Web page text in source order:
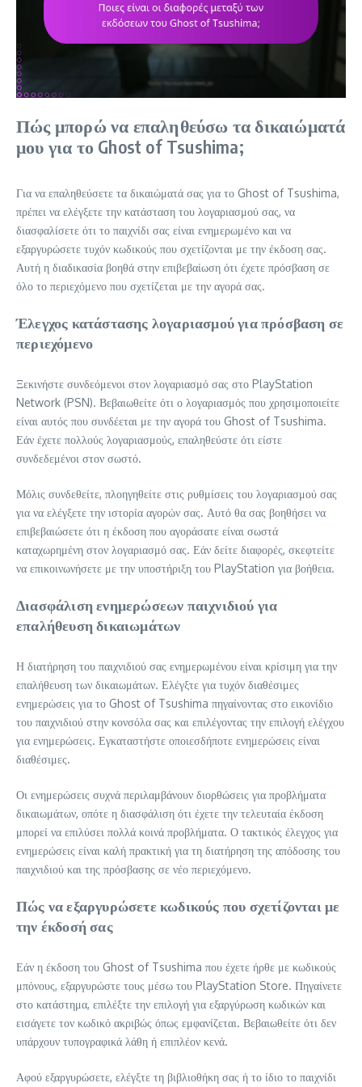
Πώς μπορώ να επαληθεύσω τα δικαιώματά
μου για το Ghost of Tsushima;
Για να επαληθεύσετε τα δικαιώματά σας για το Ghost of Tsushima,
πρέπει να ελέγξετε την κατάσταση του λογαριασμού σας, να
διασφαλίσετε ότι το παιχνίδι σας είναι ενημερωμένο και να
εξαργυρώσετε τυχόν κωδικούς που σχετίζονται με την έκδοση σας.
Αυτή η διαδικασία βοηθά στην επιβεβαίωση ότι έχετε πρόσβαση σε
όλο το περιεχόμενο που σχετίζεται με την αγορά σας.
Έλεγχος κατάστασης λογαριασμού για πρόσβαση σε
περιεχόμενο
Ξεκινήστε συνδεόμενοι στον λογαριασμό σας στο PlayStation
Network (PSN). Βεβαιωθείτε ότι ο λογαριασμός που χρησιμοποιείτε
είναι αυτός που συνδέεται με την αγορά του Ghost of Tsushima.
Εάν έχετε πολλούς λογαριασμούς, επαληθεύστε ότι είστε
συνδεδεμένοι στον σωστό.
Μόλις συνδεθείτε, πλοηγηθείτε στις ρυθμίσεις του λογαριασμού σας
για να ελέγξετε την ιστορία αγορών σας. Αυτό θα σας βοηθήσει να
επιβεβαιώσετε ότι η έκδοση που αγοράσατε είναι σωστά
καταχωρημένη στον λογαριασμό σας. Εάν δείτε διαφορές, σκεφτείτε
να επικοινωνήσετε με την υποστήριξη του PlayStation για βοήθεια.
Διασφάλιση ενημερώσεων παιχνιδιού για
επαλήθευση δικαιωμάτων
Η διατήρηση του παιχνιδιού σας ενημερωμένου είναι κρίσιμη για την
επαλήθευση των δικαιωμάτων. Ελέγξτε για τυχόν διαθέσιμες
ενημερώσεις για το Ghost of Tsushima πηγαίνοντας στο εικονίδιο
του παιχνιδιού στην κονσόλα σας και επιλέγοντας την επιλογή ελέγχου
για ενημερώσεις. Εγκαταστήστε οποιεσδήποτε ενημερώσεις είναι
διαθέσιμες.
Οι ενημερώσεις συχνά περιλαμβάνουν διορθώσεις για προβλήματα
δικαιωμάτων, οπότε η διασφάλιση ότι έχετε την τελευταία έκδοση
μπορεί να επιλύσει πολλά κοινά προβλήματα. Ο τακτικός έλεγχος για
ενημερώσεις είναι καλή πρακτική για τη διατήρηση της απόδοσης του
παιχνιδιού και της πρόσβασης σε νέο περιεχόμενο.
Πώς να εξαργυρώσετε κωδικούς που σχετίζονται με
την έκδοσή σας
Εάν η έκδοση του Ghost of Tsushima που έχετε ήρθε με κωδικούς
μπόνους, εξαργυρώστε τους μέσω του PlayStation Store. Πηγαίνετε
στο κατάστημα, επιλέξτε την επιλογή για εξαργύρωση κωδικών και
εισάγετε τον κωδικό ακριβώς όπως εμφανίζεται. Βεβαιωθείτε ότι δεν
υπάρχουν τυπογραφικά λάθη ή επιπλέον κενά.
Αφού εξαργυρώσετε, ελέγξτε τη βιβλιοθήκη σας ή το ίδιο το παιχνίδι